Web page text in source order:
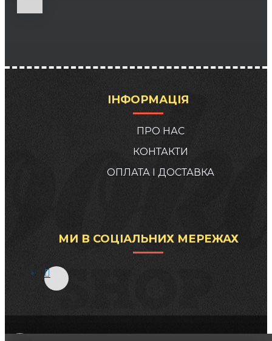
ІНФОРМАЦІЯ
ПРО НАС
КОНТАКТИ
ОПЛАТА І ДОСТАВКА
МИ В СОЦІАЛЬНИХ МЕРЕЖАХ